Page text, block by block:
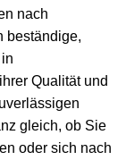
nach
beständige,
Qualität und
gleich, ob Sie
oder sich nach